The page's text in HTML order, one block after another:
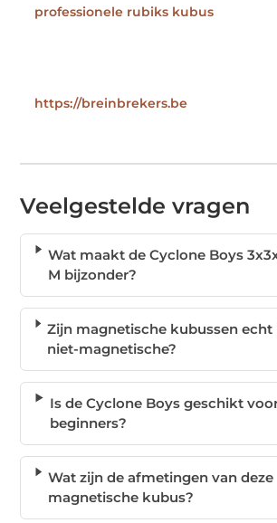
professionele rubiks kubus
https://breinbrekers.be
Veelgestelde vragen
Wat maakt de Cyclone Boys
M bijzonder?
Zijn magnetische kubussen echt
niet-magnetische?
Is de Cyclone Boys geschikt
beginners?
Wat zijn de afmetingen van deze
magnetische kubus?